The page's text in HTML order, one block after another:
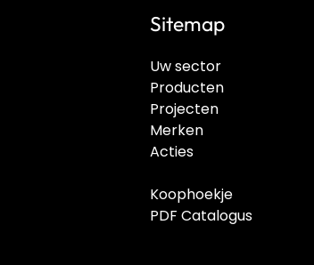
Uw sector
Producten
Projecten
Merken
Acties
Koophoekje
PDF Catalogus
Sitemap